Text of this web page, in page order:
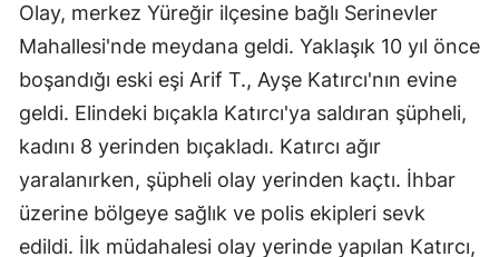
Olay, merkez Yüreğir ilçesine bağlı Serinevler
Mahallesi'nde meydana geldi. Yaklaşık 10 yıl önce
boşandığı eski eşi Arif T., Ayşe Katırcı'nın evine
geldi. Elindeki bıçakla Katırcı'ya saldıran şüpheli,
kadını 8 yerinden bıçakladı. Katırcı ağır
yaralanırken, şüpheli olay yerinden kaçtı. İhbar
üzerine bölgeye sağlık ve polis ekipleri sevk
edildi. İlk müdahalesi olay yerinde yapılan Katırcı,